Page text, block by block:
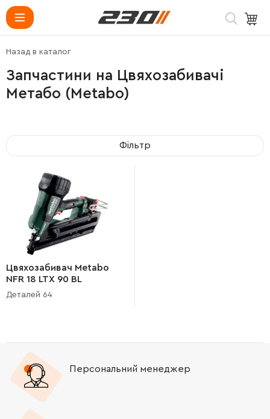
Запчастини на Цвяхозабивачі
Метабо (Metabo)
Назад в каталог
Фільтр
Цвяхозабивач Metabo
NFR 18 LTX 90 BL
(12090000)
Деталей 64
Персональний менеджер